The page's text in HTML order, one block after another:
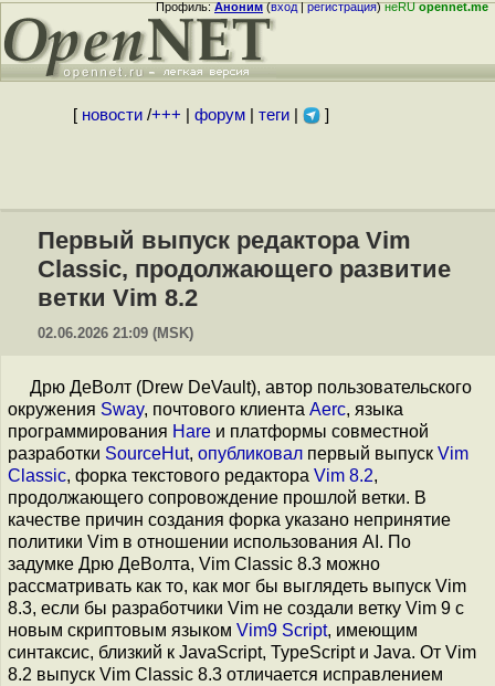
Профиль:Аноним(вход|регистрация)неRUopennet.me
[ новости/+++ форум| теги| ]
Первый выпуск редактора Vim
Classic, продолжающего развитие
ветки Vim 8.2
02.06.2026 21:09 (MSK)
Дрю ДеВолт (Drew DeVault), автор пользовательского
окружения Sway, почтового клиента Aerc, языка
программирования Hare и платформы совместной
разработки SourceHut, опубликовал первый выпуск Vim
Classic, форка текстового редактора Vim 8.2,
продолжающего сопровождение прошлой ветки. В
качестве причин создания форка указано непринятие
политики Vim в отношении использования AI. По
задумке Дрю ДеВолта, Vim Classic 8.3 можно
рассматривать как то, как мог бы выглядеть выпуск Vim
8.3, если бы разработчики Vim не создали ветку Vim 9 с
новым скриптовым языком Vim9 Script, имеющим
синтаксис, близкий к JavaScript, TypeScript и Java. От Vim
8.2 выпуск Vim Classic 8.3 отличается исправлением